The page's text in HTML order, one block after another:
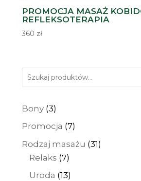
PROMOCJA MASAŻ
REFLEKSOTERAPIA
360 zł
Bony 33
produkty
Promocja 77
produktów
Rodzaj masażu 3131
Relaks 77
produktów
Uroda 1313